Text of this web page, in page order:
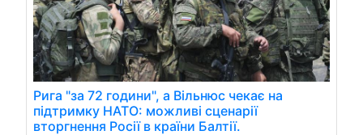
Рига "за 72 години", а Вільнюс чекає на
підтримку НАТО: можливі сценарії
вторгнення Росії в країни Балтії.